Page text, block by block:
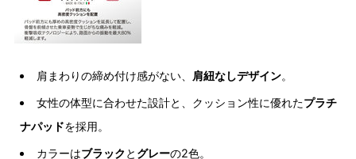
肩まわりの締め付け感がない、 肩紐なしデザイン。
女性の体型に合わせた設計と、クッション性に優れたプラチ
ナパッドを採用。
カラーはブラックと グレーの2色。